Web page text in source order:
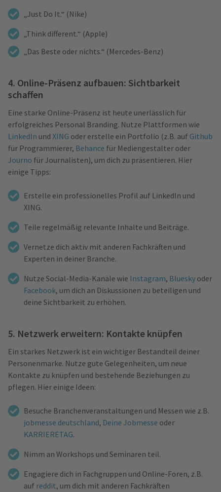
„Just Do It.“ (Nike)
„Think different.“ (Apple)
„Das Beste oder nichts.“ (Mercedes-Benz)
4. Online-Präsenz aufbauen: Sichtbarkeit
schaffen
Eine starke Online-Präsenz ist heute unerlässlich für
erfolgreiches Personal Branding. Nutze Plattformen wie
LinkedIn und XING oder erstelle ein Portfolio (z.B. auf Github
für Programmierer, Behance für Mediengestalter oder
Journo für Journalisten), um dich zu präsentieren. Hier
einige Tipps:
Erstelle ein professionelles Profil auf LinkedIn und
XING.
Teile regelmäßig relevante Inhalte und Beiträge.
Vernetze dich aktiv mit anderen Fachkräften und
Experten in deiner Branche.
Nutze Social-Media-Kanäle wie Instagram, Bluesky oder
Facebook, um dich an Diskussionen zu beteiligen und
deine Sichtbarkeit zu erhöhen.
5. Netzwerk erweitern: Kontakte knüpfen
Ein starkes Netzwerk ist ein wichtiger Bestandteil deiner
Personenmarke. Nutze gute Gelegenheiten, um neue
Kontakte zu knüpfen und bestehende Beziehungen zu
pflegen. Hier einige Ideen:
Besuche Branchenveranstaltungen und Messen wie z.B.
jobmesse deutschland, Deine Jobmesse oder
KARRIERETAG.
Nimm an Workshops und Seminaren teil.
Engagiere dich in Fachgruppen und Online-Foren, z.B.
auf reddit, um dich mit anderen Fachkräften